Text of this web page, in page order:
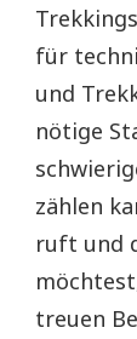
für
und
nötige
zählen
ruft und
treuen